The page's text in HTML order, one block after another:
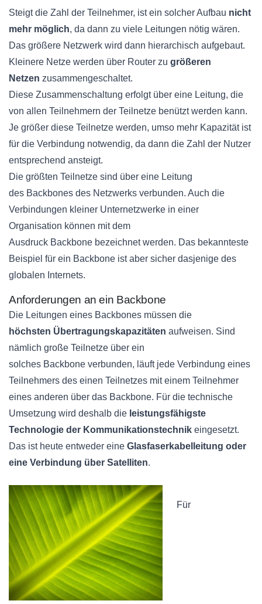
Steigt die Zahl der Teilnehmer, ist ein solcher Aufbau nicht
mehr möglich, da dann zu viele Leitungen nötig wären.
Das größere Netzwerk wird dann hierarchisch aufgebaut.
Kleinere Netze werden über Router zu größeren
Netzen zusammengeschaltet.
Diese Zusammenschaltung erfolgt über eine Leitung, die
von allen Teilnehmern der Teilnetze benützt werden kann.
Je größer diese Teilnetze werden, umso mehr Kapazität ist
für die Verbindung notwendig, da dann die Zahl der Nutzer
entsprechend ansteigt.
Die größten Teilnetze sind über eine Leitung
des Backbones des Netzwerks verbunden. Auch die
Verbindungen kleiner Unternetzwerke in einer
Organisation können mit dem
Ausdruck Backbone bezeichnet werden. Das bekannteste
Beispiel für ein Backbone ist aber sicher dasjenige des
globalen Internets.
Anforderungen an ein Backbone
Die Leitungen eines Backbones müssen die
höchsten Übertragungskapazitäten aufweisen. Sind
nämlich große Teilnetze über ein
solches Backbone verbunden, läuft jede Verbindung eines
Teilnehmers des einen Teilnetzes mit einem Teilnehmer
eines anderen über das Backbone. Für die technische
Umsetzung wird deshalb die leistungsfähigste
Technologie der Kommunikationstechnik eingesetzt.
Das ist heute entweder eine Glasfaserkabelleitung oder
eine Verbindung über Satelliten.
Für